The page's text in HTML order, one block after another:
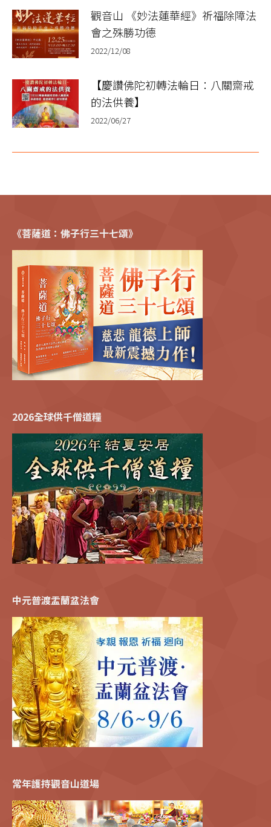
觀音山 《妙法蓮華經》祈福除障法
會之殊勝功德
2022/12/08
【慶讚佛陀初轉法輪日：八關齋戒
的法供養】
2022/06/27
《菩薩道：佛子行三十七頌》
2026全球供千僧道糧
中元普渡盂蘭盆法會
常年護持觀音山道場